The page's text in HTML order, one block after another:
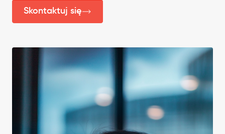
Skontaktuj się